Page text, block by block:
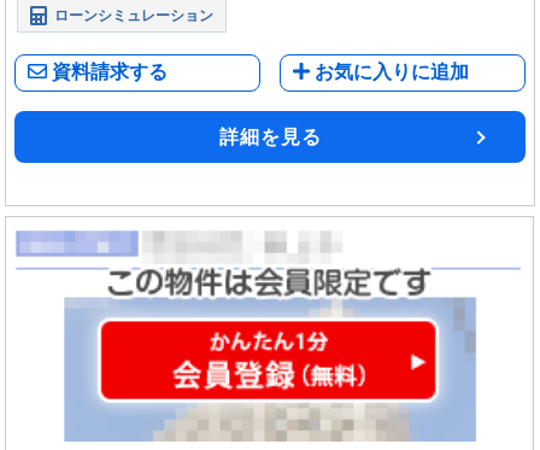
ローンシミュレーション
資料請求する お気に入りに追加
詳細を見る